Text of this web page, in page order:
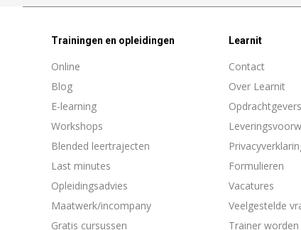
Trainingen en opleidingen
Online
Blog
E-learning
Workshops
Blended leertrajecten
Last minutes
Opleidingsadvies
Maatwerk/incompany
Gratis cursussen
Learnit
Contact
Over Learnit
Opdrachtgevers
Formulieren
Vacatures
Veelgestelde
Trainer worden